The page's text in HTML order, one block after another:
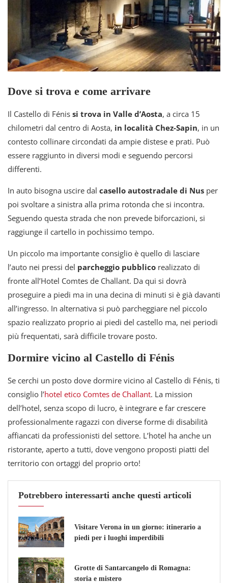
Dove si trova e come arrivare
Il Castello di Fénis si trova in Valle d’Aosta, a circa 15
chilometri dal centro di Aosta, in località Chez-Sapin, in un
contesto collinare circondati da ampie distese e prati. Può
essere raggiunto in diversi modi e seguendo percorsi
differenti.
In auto bisogna uscire dal casello autostradale di Nus per
poi svoltare a sinistra alla prima rotonda che si incontra.
Seguendo questa strada che non prevede biforcazioni, si
raggiunge il cartello in pochissimo tempo.
Un piccolo ma importante consiglio è quello di lasciare
l’auto nei pressi del parcheggio pubblico realizzato di
fronte all’Hotel Comtes de Challant. Da qui si dovrà
proseguire a piedi ma in una decina di minuti si è già davanti
all’ingresso. In alternativa si può parcheggiare nel piccolo
spazio realizzato proprio ai piedi del castello ma, nei periodi
più frequentati, sarà difficile trovare posto.
Dormire vicino al Castello di Fénis
Se cerchi un posto dove dormire vicino al Castello di Fénis, ti
consiglio l’hotel etico Comtes de Challant. La mission
dell’hotel, senza scopo di lucro, è integrare e far crescere
professionalmente ragazzi con diverse forme di disabilità
affiancati da professionisti del settore. L’hotel ha anche un
ristorante, aperto a tutti, dove vengono proposti piatti del
territorio con ortaggi del proprio orto!
Potrebbero interessarti anche questi articoli
Visitare Verona in un giorno: itinerario a
piedi per i luoghi imperdibili
Grotte di Santarcangelo di Romagna:
storia e mistero